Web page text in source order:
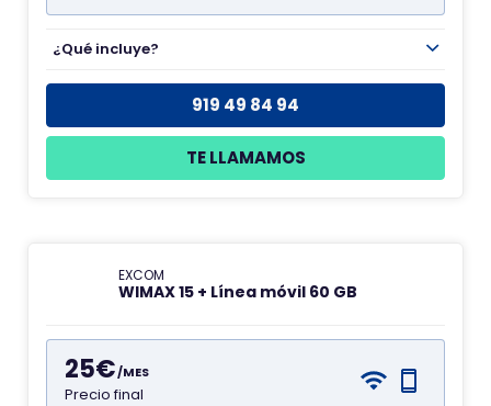
¿Qué incluye?
919 49 84 94
TE LLAMAMOS
EXCOM
WIMAX 15 + Línea móvil 60 GB
25€/MES
Precio final